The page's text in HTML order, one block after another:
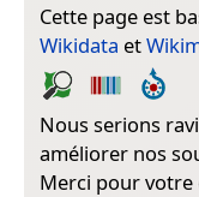
Cette page est
Wikidata et
Nous serions
améliorer nos
Merci pour